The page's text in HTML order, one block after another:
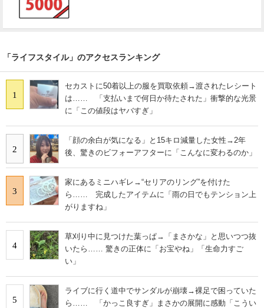
「ライフスタイル」のアクセスランキング
1
セカストに50着以上の服を買取依頼→渡されたレシート
は…… 「支払いまで何日か待たされた」衝撃的な光景
に「この値段はヤバすぎ」
2
「顔の余白が気になる」と15キロ減量した女性→2年
後、驚きのビフォーアフターに「こんなに変わるのか」
3
家にあるミニハギレ→“セリアのリング”を付けた
ら…… 完成したアイテムに「雨の日でもテンション上
がりますね」
4
草刈り中に見つけた葉っぱ→「まさかな」と思いつつ抜
いたら…… 驚きの正体に「お宝やね」「生命力すご
い」
5
ライブに行く道中でサンダルが崩壊→裸足で困っていた
ら…… 「かっこ良すぎ」まさかの展開に感動「こうい